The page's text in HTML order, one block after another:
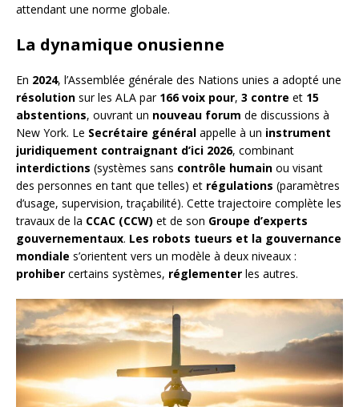
attendant une norme globale.
La dynamique onusienne
En 2024, l’Assemblée générale des Nations unies a adopté une
résolution sur les ALA par 166 voix pour, 3 contre et 15
abstentions, ouvrant un nouveau forum de discussions à
New York. Le Secrétaire général appelle à un instrument
juridiquement contraignant d’ici 2026, combinant
interdictions (systèmes sans contrôle humain ou visant
des personnes en tant que telles) et régulations (paramètres
d’usage, supervision, traçabilité). Cette trajectoire complète les
travaux de la CCAC (CCW) et de son Groupe d’experts
gouvernementaux. Les robots tueurs et la gouvernance
mondiale s’orientent vers un modèle à deux niveaux :
prohiber certains systèmes, réglementer les autres.